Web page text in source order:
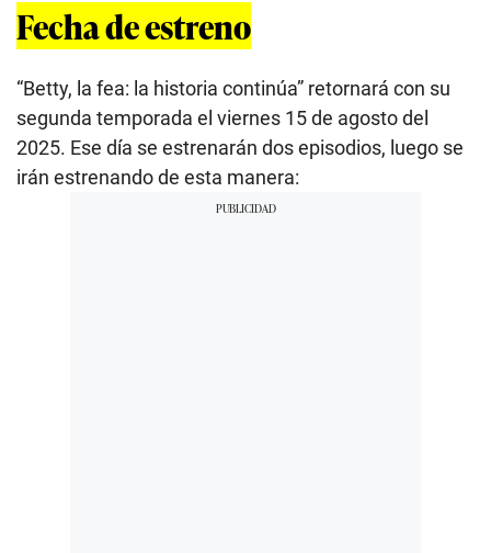
Fecha de estreno
“Betty, la fea: la historia continúa” retornará con su
segunda temporada el viernes 15 de agosto del
2025. Ese día se estrenarán dos episodios, luego se
irán estrenando de esta manera: